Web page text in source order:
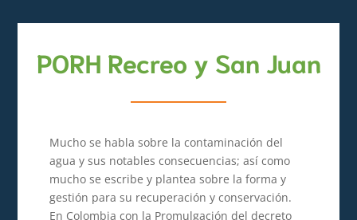
PORH Recreo y San Juan
Mucho se habla sobre la contaminación del
agua y sus notables consecuencias; así como
mucho se escribe y plantea sobre la forma y
gestión para su recuperación y conservación.
En Colombia con la Promulgación del decreto